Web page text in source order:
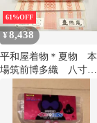
61%OFF
¥8,438
平和屋着物＊夏物 本
場筑前博多織 八寸名
庵 酒井織物謹製 証
紙付き 正絹 逸品